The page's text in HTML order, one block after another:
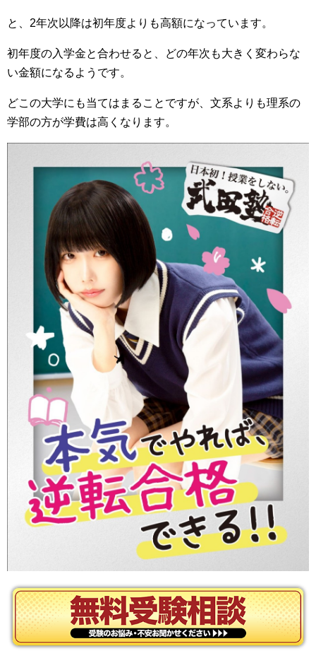
と、2年次以降は初年度よりも高額になっています。
初年度の入学金と合わせると、どの年次も大きく変わらな
い金額になるようです。
どこの大学にも当てはまることですが、文系よりも理系の
学部の方が学費は高くなります。